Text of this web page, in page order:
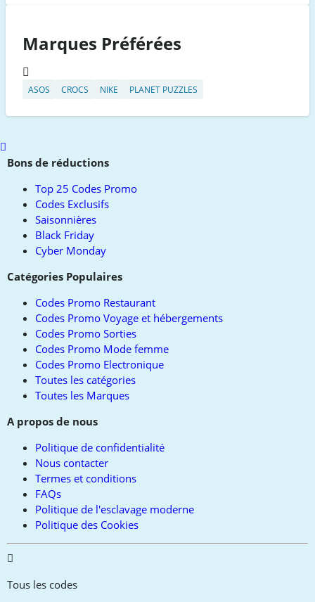
Marques Préférées
ASOS CROCS NIKE PLANET PUZZLES
Scroll
toBons de réductions
Top 25 Codes Promo
Codes Exclusifs
Saisonnières
Black Friday
Cyber Monday
Catégories Populaires
Codes Promo Restaurant
Codes Promo Voyage et hébergements
Codes Promo Sorties
Codes Promo Mode femme
Codes Promo Electronique
Toutes les catégories
Toutes les Marques
A propos de nous
Politique de confidentialité
Nous contacter
Termes et conditions
FAQs
Politique de l'esclavage moderne
Politique des Cookies
Tous les codes